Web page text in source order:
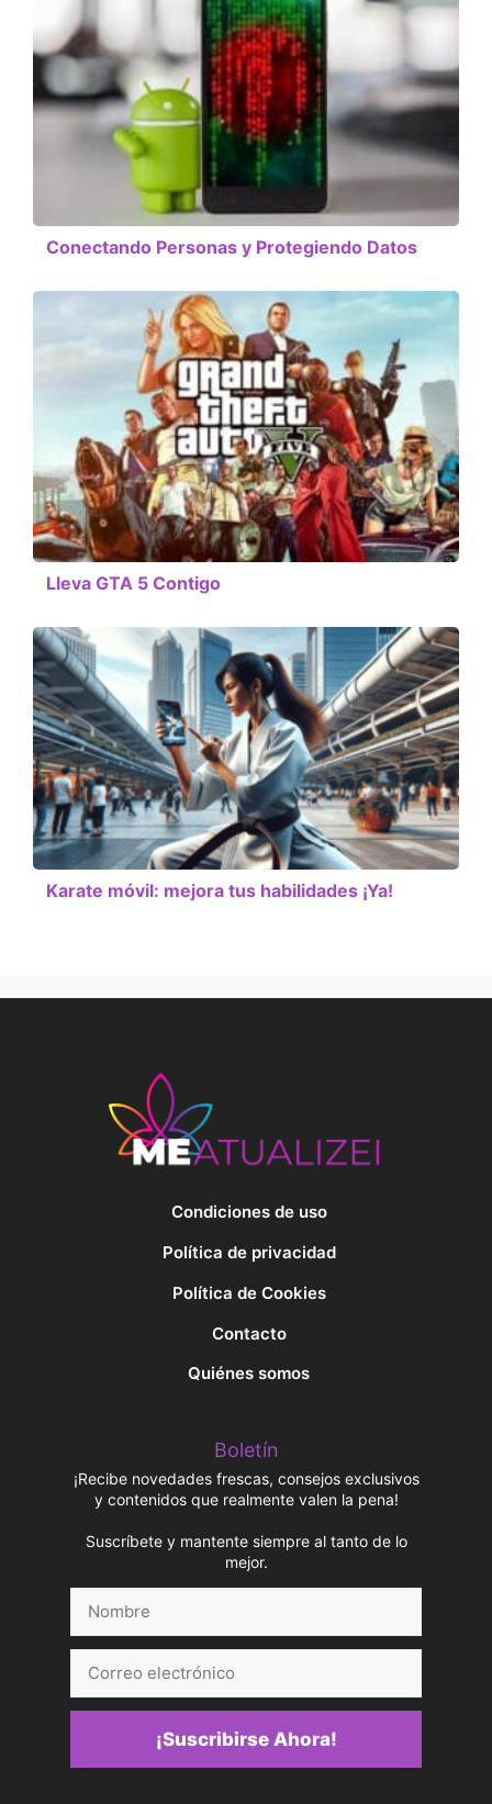
Conectando Personas y Protegiendo Datos
Lleva GTA 5 Contigo
Karate móvil: mejora tus habilidades ¡Ya!
Condiciones de uso
Política de privacidad
Política de Cookies
Contacto
Quiénes somos
Boletín
¡Recibe novedades frescas, consejos exclusivos
y contenidos que realmente valen la pena!
Suscríbete y mantente siempre al tanto de lo
mejor.
electrónico
¡Suscribirse Ahora!